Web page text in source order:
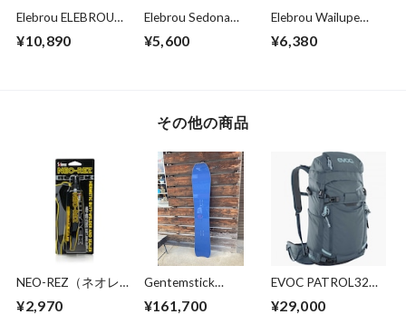
Elebrou ELEBROU
BLACK POLARIZED
¥10,890
Elebrou Sedona
POLARIZED（偏光
¥5,600
Elebrou Wailupe
江産偏光レンズ）
¥6,380
その他の商品
NEO-REZ（ネオレ
ア）ウェットスーツ
¥2,970
Gentemstick
用ソールガード付き
¥161,700
EVOC PATROL32
¥29,000